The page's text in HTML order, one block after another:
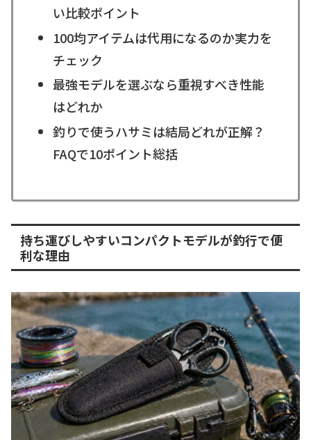
い比較ポイント
100均アイテムは代用になるのか実力を
チェック
最強モデルを選ぶなら重視すべき性能
はどれか
釣りで使うハサミは結局どれが正解？
FAQで10ポイント総括
持ち運びしやすいコンパクトモデルが釣行で便
利な理由